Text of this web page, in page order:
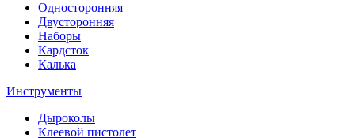
Односторонняя
Двусторонняя
Наборы
Кардсток
Калька
Инструменты
Дыроколы
Клеевой пистолет